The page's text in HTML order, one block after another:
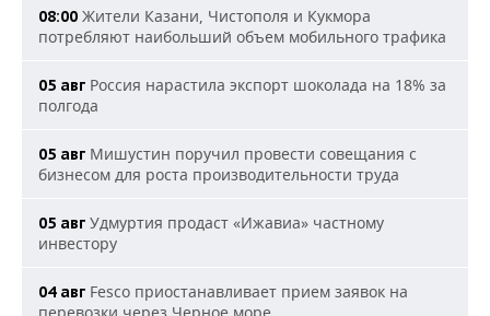
08:00 Жители Казани, Чистополя и Кукмора
потребляют наибольший объем мобильного трафика
05 авг Россия нарастила экспорт шоколада на 18% за
полгода
05 авг Мишустин поручил провести совещания с
бизнесом для роста производительности труда
05 авг Удмуртия продаст «Ижавиа» частному
инвестору
04 авг Fesco приостанавливает прием заявок на